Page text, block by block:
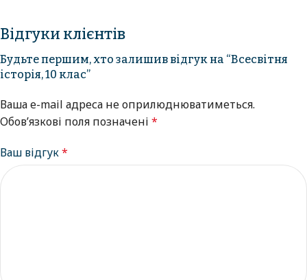
Відгуки клієнтів
Будьте першим, хто залишив відгук на “Всесвітня
історія, 10 клас”
Ваша e-mail адреса не оприлюднюватиметься.
Обов’язкові поля позначені *
Ваш відгук*